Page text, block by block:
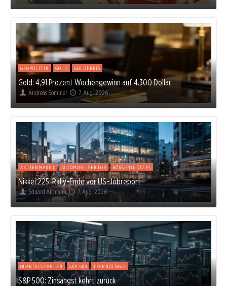
GEOPOLITIK GOLD GOLDPREIS
Gold: 4,91 Prozent Wochengewinn auf 4.300 Dollar
Andreas Sommer 7. Aug. 2026
AKTIENMARKT AUTOMOBILSEKTOR BÖRSENINDIZES
Nikkei 225: Rally-Ende vor US-Jobreport
Eduard Altmann 7. Aug. 2026
QUARTALSZAHLEN S&P 500 TECHNOLOGIE
S&P 500: Zinsangst kehrt zurück